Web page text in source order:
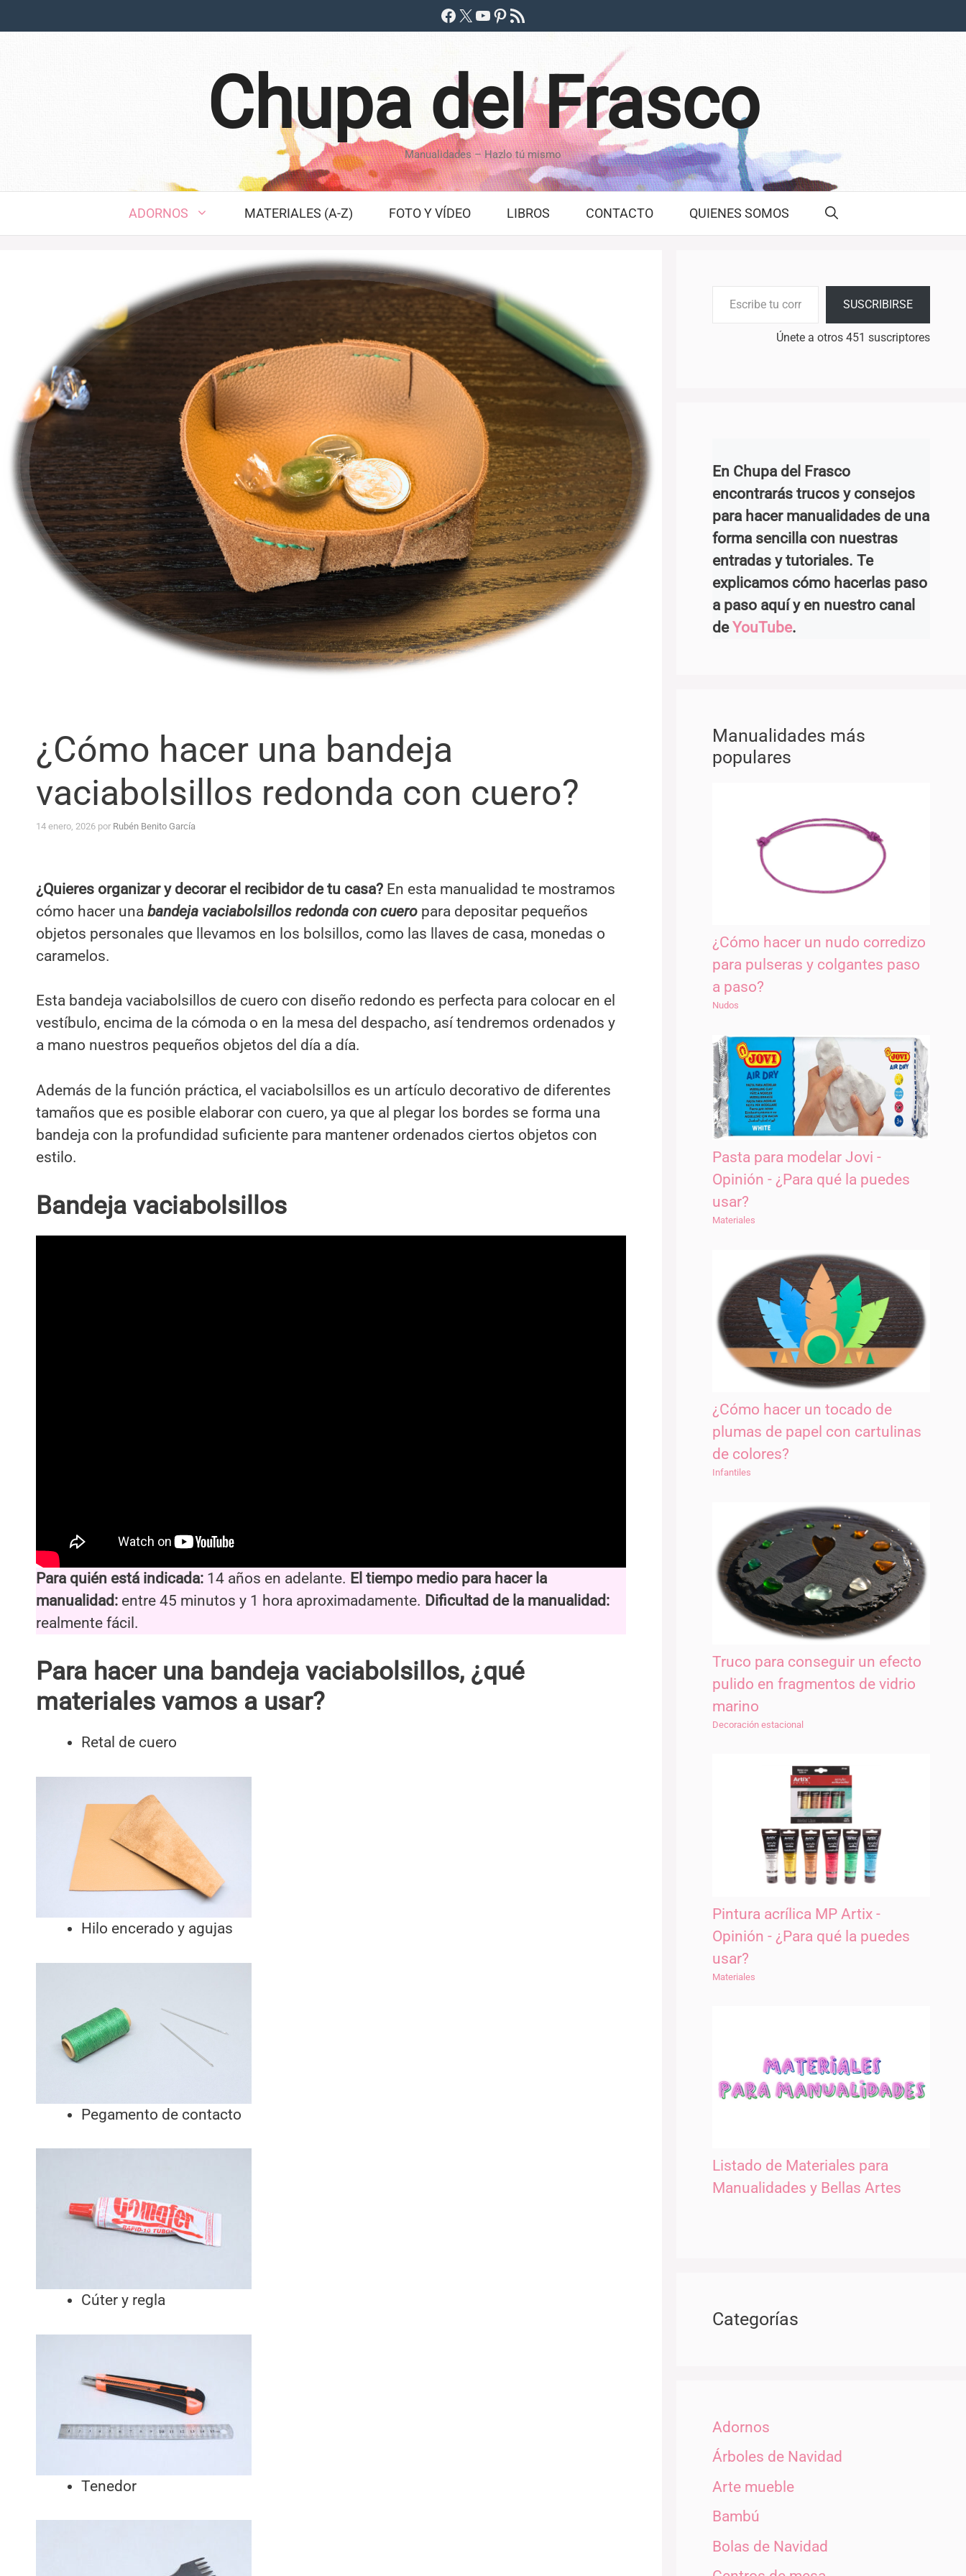
al
Facebook
X YouTube
Pinterest
Feed RSS
Chupa del Frasco
Manualidades – Hazlo tú mismo
ADORNOS MATERIALES (A-Z) FOTO Y VÍDEO LIBROS CONTACTO QUIENES SOMOS
¿Cómo hacer una bandeja
vaciabolsillos redonda con cuero?
14 enero, 2026 por Rubén Benito García
¿Quieres organizar y decorar el recibidor de tu casa? En esta manualidad te mostramos
cómo hacer una bandeja vaciabolsillos redonda con cuero para depositar pequeños
objetos personales que llevamos en los bolsillos, como las llaves de casa, monedas o
caramelos.
Esta bandeja vaciabolsillos de cuero con diseño redondo es perfecta para colocar en el
vestíbulo, encima de la cómoda o en la mesa del despacho, así tendremos ordenados y
a mano nuestros pequeños objetos del día a día.
Además de la función práctica, el vaciabolsillos es un artículo decorativo de diferentes
tamaños que es posible elaborar con cuero, ya que al plegar los bordes se forma una
bandeja con la profundidad suficiente para mantener ordenados ciertos objetos con
estilo.
Bandeja vaciabolsillos
Para quién está indicada: 14 años en adelante. El tiempo medio para hacer la
manualidad: entre 45 minutos y 1 hora aproximadamente. Dificultad de la manualidad:
realmente fácil.
Para hacer una bandeja vaciabolsillos, ¿qué
materiales vamos a usar?
Retal de cuero
Hilo encerado y agujas
Pegamento de contacto
Cúter y regla
Tenedor
SUSCRIBIRSE
Únete a otros 451 suscriptores
En Chupa del Frasco
encontrarás trucos y consejos
para hacer manualidades de una
forma sencilla con nuestras
entradas y tutoriales. Te
explicamos cómo hacerlas paso
a paso aquí y en nuestro canal
deYouTube.
Manualidades más
populares
¿Cómo hacer un nudo corredizo
para pulseras y colgantes paso
a paso?
Nudos
Pasta para modelar Jovi -
Opinión - ¿Para qué la puedes
usar?
Materiales
¿Cómo hacer un tocado de
plumas de papel con cartulinas
de colores?
Infantiles
Truco para conseguir un efecto
pulido en fragmentos de vidrio
marino
Decoración estacional
Pintura acrílica MP Artix -
Opinión - ¿Para qué la puedes
usar?
Materiales
Listado de Materiales para
Manualidades y Bellas Artes
Categorías
Adornos
Árboles de Navidad
Arte mueble
Bambú
Bolas de Navidad